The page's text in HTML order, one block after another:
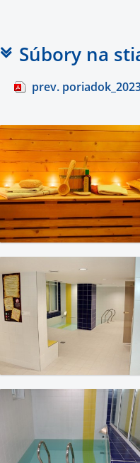
Súbory na
prev.